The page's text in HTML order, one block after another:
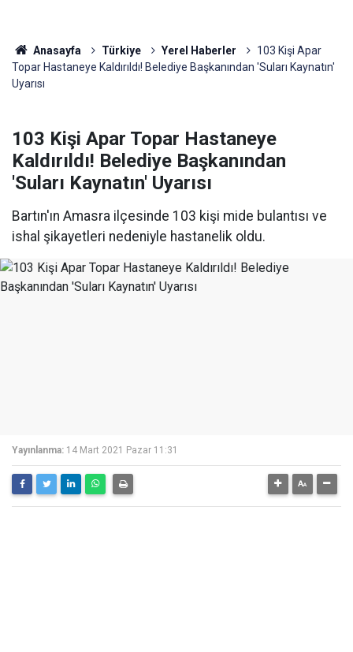
Anasayfa Türkiye Yerel Haberler
103 Kişi Apar
Topar Hastaneye Kaldırıldı! Belediye Başkanından 'Suları Kaynatın'
Uyarısı
103 Kişi Apar Topar Hastaneye
Kaldırıldı! Belediye Başkanından
'Suları Kaynatın' Uyarısı
Bartın'ın Amasra ilçesinde 103 kişi mide bulantısı ve
ishal şikayetleri nedeniyle hastanelik oldu.
Yayınlanma: 14 Mart 2021 Pazar 11:31